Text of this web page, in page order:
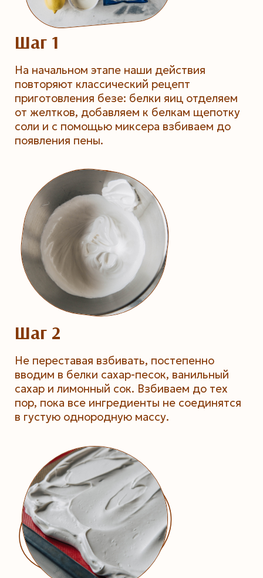
Шаг 1
На начальном этапе наши действия
повторяют классический рецепт
приготовления безе: белки яиц отделяем
от желтков, добавляем к белкам щепотку
соли и с помощью миксера взбиваем до
появления пены.
Шаг 2
Не переставая взбивать, постепенно
вводим в белки сахар-песок, ванильный
сахар и лимонный сок. Взбиваем до тех
пор, пока все ингредиенты не соединятся
в густую однородную массу.